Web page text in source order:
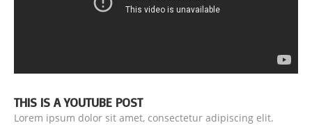
THIS IS A YOUTUBE POST
Lorem ipsum dolor sit amet, consectetur adipiscing elit.